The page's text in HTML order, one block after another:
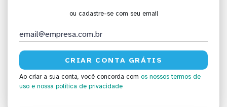
ou cadastre-se com seu email
Ao criar a sua conta, você concorda com os nossos termos de
uso e nossa política de privacidade